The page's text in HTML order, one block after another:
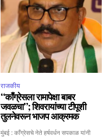
राजकीय
“काँग्रेसला रामापेक्षा बाबर
जवळचा”; शिवरायांच्या टीपूशी
तुलनेवरून भाजप आक्रमक
मुंबई : काँग्रेसचे नेते हर्षवर्धन सपकाळ यांनी